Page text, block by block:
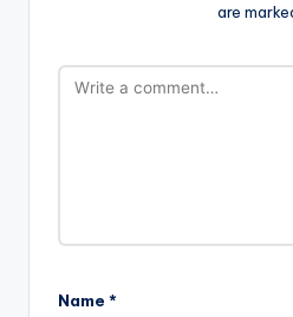
are
Name *